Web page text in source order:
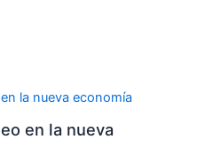
en la nueva